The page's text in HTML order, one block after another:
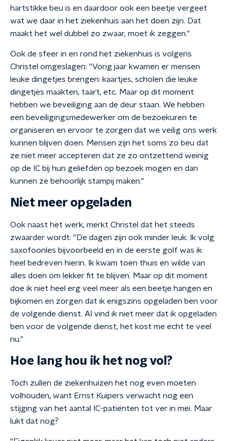
hartstikke beu is en daardoor ook een beetje vergeet
wat we daar in het ziekenhuis aan het doen zijn. Dat
maakt het wel dubbel zo zwaar, moet ik zeggen."
Ook de sfeer in en rond het ziekenhuis is volgens
Christel omgeslagen: "Vorig jaar kwamen er mensen
leuke dingetjes brengen: kaartjes, scholen die leuke
dingetjes maakten, taart, etc. Maar op dit moment
hebben we beveiliging aan de deur staan. We hebben
een beveiligingsmedewerker om de bezoekuren te
organiseren en ervoor te zorgen dat we veilig ons werk
kunnen blijven doen. Mensen zijn het soms zo beu dat
ze niet meer accepteren dat ze zo ontzettend weinig
op de IC bij hun geliefden op bezoek mogen en dan
kunnen ze behoorlijk stampij maken."
Niet meer opgeladen
Ook naast het werk, merkt Christel dat het steeds
zwaarder wordt: " De dagen zijn ook minder leuk. Ik volg
saxofoonles bijvoorbeeld en in de eerste golf was ik
heel bedreven hierin. Ik kwam toen thuis en wilde van
alles doen om lekker fit te blijven. Maar op dit moment
doe ik niet heel erg veel meer als een beetje hangen en
bijkomen en zorgen dat ik enigszins opgeladen ben voor
de volgende dienst. Al vind ik niet meer dat ik opgeladen
ben voor de volgende dienst, het kost me echt te veel
nu."
Hoe lang hou ik het nog vol?
Toch zullen de ziekenhuizen het nog even moeten
volhouden, want Ernst Kuipers verwacht nog een
stijging van het aantal IC-patiënten tot ver in mei. Maar
lukt dat nog?